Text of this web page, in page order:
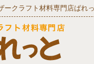
ークラフト材料専門店ぱれ